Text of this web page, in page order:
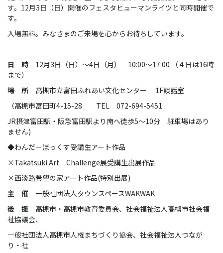
す。12月3日（日）開催のフェスタヒューマンライツと同時開催で
す。
入場無料。みなさまのご来場を心からお待ちしています。
日 時 12月3日（日）～4日（月） 10:00～17:00 （４日は16時
まで）
場 所 高槻市立富田ふれあい文化センター 1F談話室
（高槻市富田町4-15-28 TEL 072-694-5451
JR摂津富田駅・阪急富田駅より南へ徒歩5～10分 駐車場はあり
ません)
◆わんだーぼっくす受講生アート作品
×Takatsuki Art Challenge展受講生出展作品
×西淡路希望の家アート作品(特別出展)
主 催 一般社団法人タウンスペースWAKWAK
後 援 高槻市・高槻市教育委員会、社会福祉法人高槻市社会福
祉協議会、
一般社団法人高槻市人権まちづくり協会、社会福祉法人つなが
り・社